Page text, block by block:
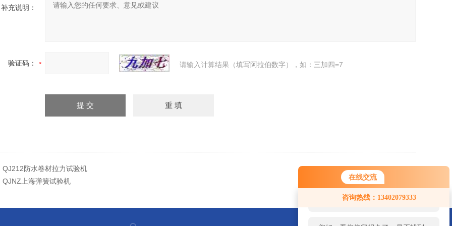
在线交流
咨询热线：13402079333
您好！欢迎前来咨询，很高兴为您
服务，请问您要咨询什么问题呢？
补充说明：
验证码： 请输入计算结果（填写阿拉伯数字），如：三加四=7
QJ212防水卷材拉力试验机
QJNZ上海弹簧试验机